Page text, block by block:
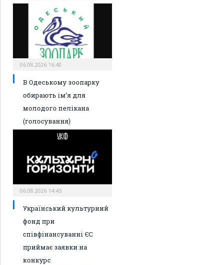
06.08.2026 16:40
В Одеському зоопарку
обирають ім’я для
молодого пелікана
(голосування)
06.08.2026 14:45
Український культурний
фонд при
співфінансуванні ЄС
приймає заявки на
конкурс